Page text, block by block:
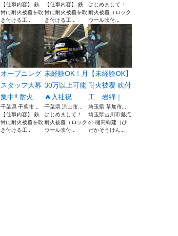
【仕事内容】 鉄
骨に耐火被覆を吹
き付ける工...
【仕事内容】 鉄
骨に耐火被覆を吹
き付ける工...
はじめまして！
耐火被覆（ロック
ウール吹付...
オープニング
スタッフ大募
集中‼︎ 耐火...
千葉県 千葉市...
【仕事内容】 鉄
骨に耐火被覆を吹
き付ける工...
未経験OK！月
30万以上可能
🔥入社祝...
千葉県 流山市...
はじめまして！
耐火被覆（ロック
ウール吹付...
【未経験OK】
耐火被覆 吹付
工 岩綿｜...
埼玉県 草加市...
埼玉県吉川市拠点
の 樋髙総建（ひ
だかそうけん...